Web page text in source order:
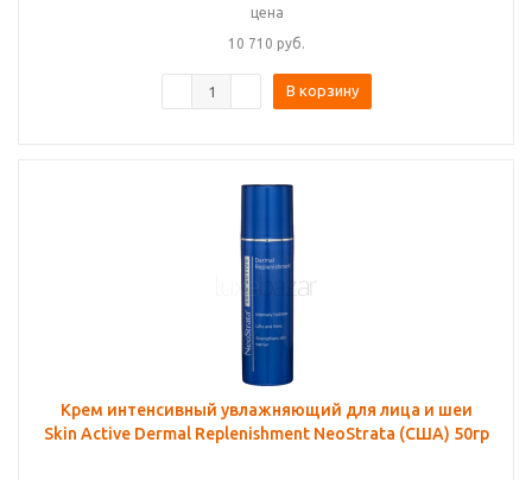
цена
10 710 руб.
В корзину
Крем интенсивный увлажняющий для лица и шеи
Skin Active Dermal Replenishment NeoStrata (США) 50гр